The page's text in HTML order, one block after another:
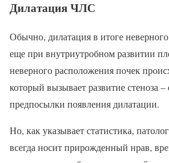
Дилатация ЧЛС
Обычно, дилатация в итоге
еще при внутриутробном развитии
неверного расположения почек
который вызывает развитие стеноза
предпосылки появления дилатации.
Но, как указывает статистика,
всегда носит прирожденный нрав,